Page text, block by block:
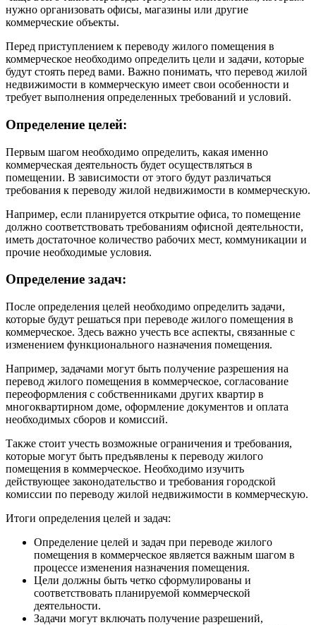
нужно организовать офисы, магазины или другие
коммерческие объекты.
Перед приступлением к переводу жилого помещения в
коммерческое необходимо определить цели и задачи, которые
будут стоять перед вами. Важно понимать, что перевод жилой
недвижимости в коммерческую имеет свои особенности и
требует выполнения определенных требований и условий.
Определение целей:
Первым шагом необходимо определить, какая именно
коммерческая деятельность будет осуществляться в
помещении. В зависимости от этого будут различаться
требования к переводу жилой недвижимости в коммерческую.
Например, если планируется открытие офиса, то помещение
должно соответствовать требованиям офисной деятельности,
иметь достаточное количество рабочих мест, коммуникации и
прочие необходимые условия.
Определение задач:
После определения целей необходимо определить задачи,
которые будут решаться при переводе жилого помещения в
коммерческое. Здесь важно учесть все аспекты, связанные с
изменением функционального назначения помещения.
Например, задачами могут быть получение разрешения на
перевод жилого помещения в коммерческое, согласование
переоформления с собственниками других квартир в
многоквартирном доме, оформление документов и оплата
необходимых сборов и комиссий.
Также стоит учесть возможные ограничения и требования,
которые могут быть предъявлены к переводу жилого
помещения в коммерческое. Необходимо изучить
действующее законодательство и требования городской
комиссии по переводу жилой недвижимости в коммерческую.
Итоги определения целей и задач:
Определение целей и задач при переводе жилого
помещения в коммерческое является важным шагом в
процессе изменения назначения помещения.
Цели должны быть четко сформулированы и
соответствовать планируемой коммерческой
деятельности.
Задачи могут включать получение разрешений,